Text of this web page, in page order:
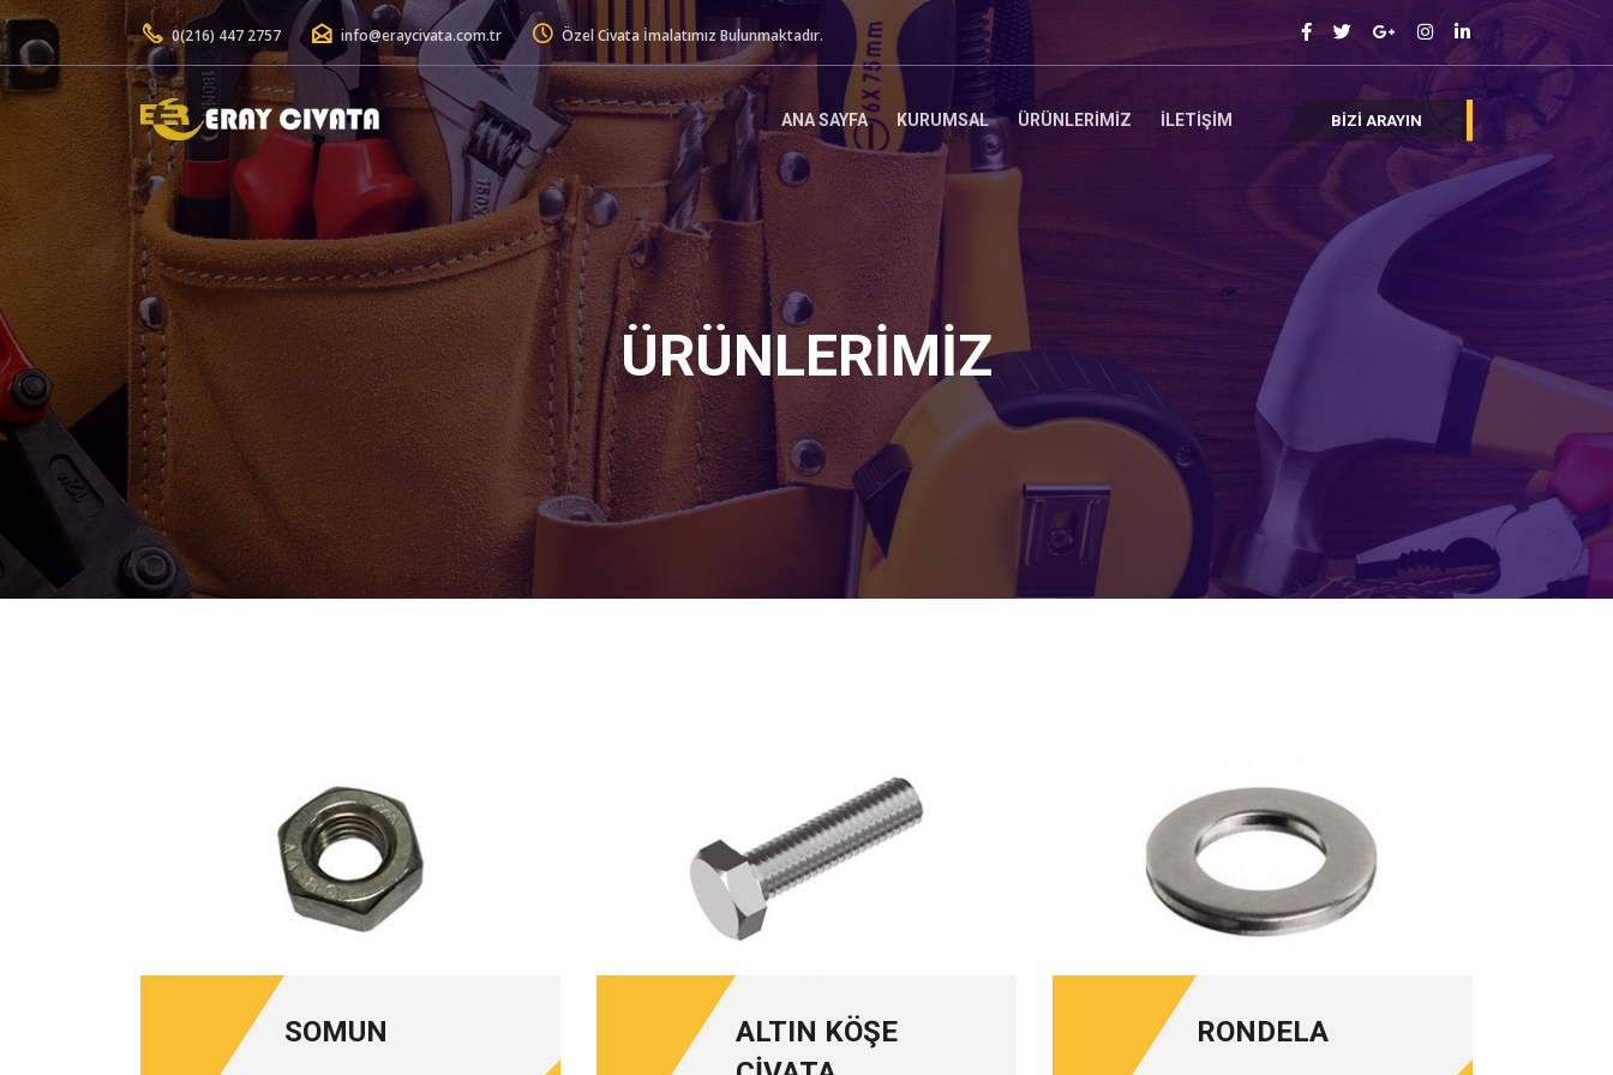
0(216) 447 2757 info@eraycivata.com.tr Özel Civata İmalatımız Bulunmaktadır.
ANA SAYFA KURUMSAL ÜRÜNLERİMİZ İLETİŞİM BİZİ ARAYIN
ÜRÜNLERİMİZ
SOMUN
ALTIN KÖŞE
RONDELA